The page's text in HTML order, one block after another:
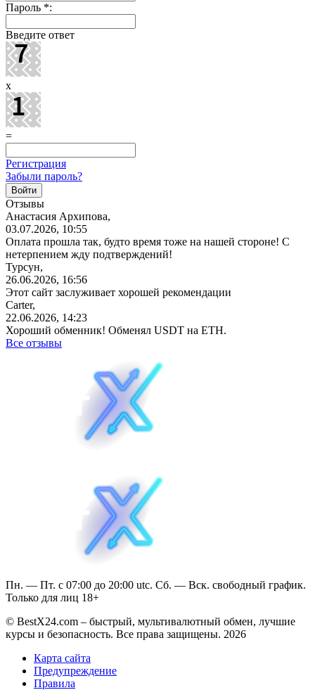
Пароль *:
Введите ответ
x
=
Регистрация
Забыли пароль?
Отзывы
Анастасия Архипова,
03.07.2026, 10:55
Оплата прошла так, будто время тоже на нашей стороне! С
нетерпением жду подтверждений!
Турсун,
26.06.2026, 16:56
Этот сайт заслуживает хорошей рекомендации
Carter,
22.06.2026, 14:23
Хороший обменник! Обменял USDT на ETH.
Все отзывы
Пн. — Пт. с 07:00 до 20:00 utc. Сб. — Вск. свободный график.
Только для лиц 18+
© BestX24.com – быстрый, мультивалютный обмен, лучшие
курсы и безопасность. Все права защищены. 2026
Карта сайта
Предупреждение
Правила